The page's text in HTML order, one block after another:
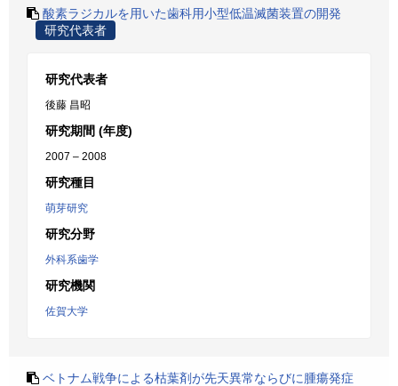
酸素ラジカルを用いた歯科用小型低温滅菌装置の開発
研究代表者
研究代表者
後藤 昌昭
研究期間 (年度)
2007 – 2008
研究種目
萌芽研究
研究分野
外科系歯学
研究機関
佐賀大学
ベトナム戦争による枯葉剤が先天異常ならびに腫瘍発症